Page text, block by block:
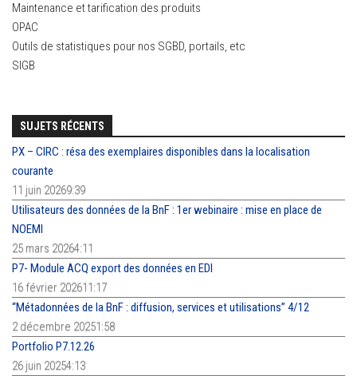
Maintenance et tarification des produits
OPAC
Outils de statistiques pour nos SGBD, portails, etc
SIGB
SUJETS RÉCENTS
PX – CIRC : résa des exemplaires disponibles dans la localisation
courante
11 juin 20269:39
Utilisateurs des données de la BnF : 1er webinaire : mise en place de
NOEMI
25 mars 20264:11
P7- Module ACQ export des données en EDI
16 février 202611:17
“Métadonnées de la BnF : diffusion, services et utilisations” 4/12
2 décembre 20251:58
Portfolio P7.12.26
26 juin 20254:13